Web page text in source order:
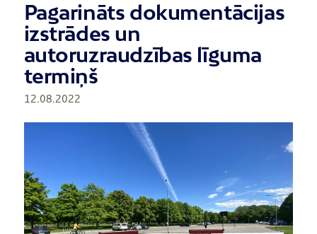
Pagarināts dokumentācijas
izstrādes un
autoruzraudzības līguma
termiņš
12.08.2022